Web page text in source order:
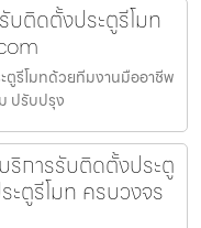
ติดตั้งประตูรีโมท
รีโมทด้วยทีมงานมืออาชีพ
ปรับปรุง
การรับติดตั้งประตู
ะตูรีโมท ครบวงจร